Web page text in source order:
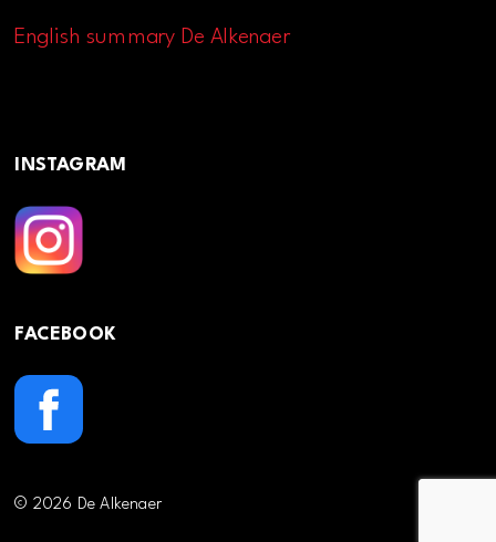
English summary De Alkenaer
INSTAGRAM
FACEBOOK
© 2026 De Alkenaer